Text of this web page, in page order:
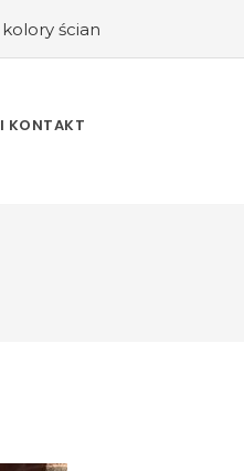
ścian
lat
i
KONTAKT